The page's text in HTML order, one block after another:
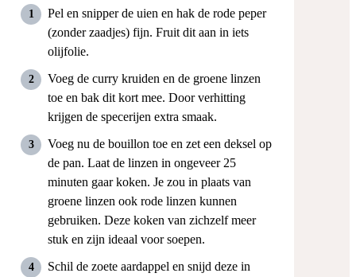
Pel en snipper de uien en hak de rode peper
(zonder zaadjes) fijn. Fruit dit aan in iets
olijfolie.
Voeg de curry kruiden en de groene linzen
toe en bak dit kort mee. Door verhitting
krijgen de specerijen extra smaak.
Voeg nu de bouillon toe en zet een deksel op
de pan. Laat de linzen in ongeveer 25
minuten gaar koken. Je zou in plaats van
groene linzen ook rode linzen kunnen
gebruiken. Deze koken van zichzelf meer
stuk en zijn ideaal voor soepen.
Schil de zoete aardappel en snijd deze in